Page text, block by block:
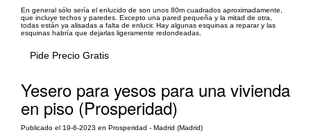
En general sólo sería el enlucido de son unos 80m cuadrados aproximadamente,
que incluye techos y paredes. Excepto una pared pequeña y la mitad de otra,
todas están ya alisadas a falta de enlucir. Hay algunas esquinas a reparar y las
esquinas habría que dejarlas ligeramente redondeadas.
Pide Precio Gratis
Yesero para yesos para una vivienda
en piso (Prosperidad)
Publicado el 19-6-2023 en Prosperidad - Madrid (Madrid)